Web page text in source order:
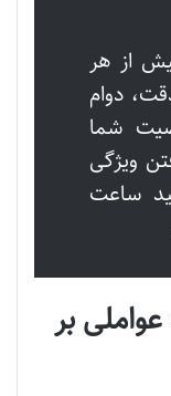
از هر
دوام
شما
ویژگی
ساعت
بر